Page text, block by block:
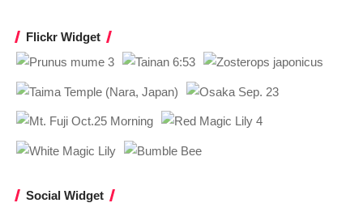
Flickr Widget
Social Widget